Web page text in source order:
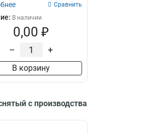
Сравнить
В наличии
0,00 ₽
– +
В корзину
с производства